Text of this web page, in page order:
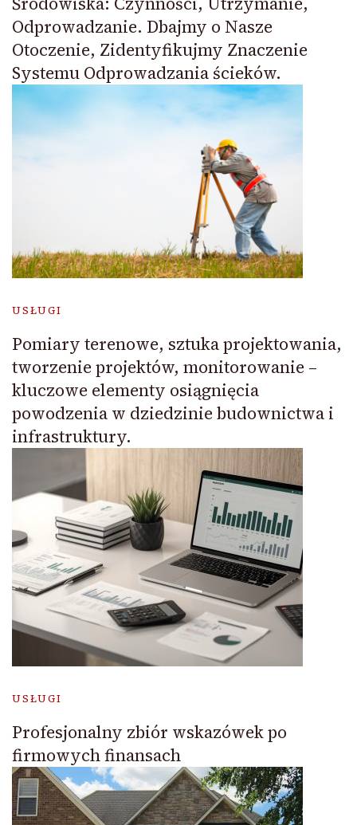
Odprowadzanie. Dbajmy o Nasze
Otoczenie, Zidentyfikujmy Znaczenie
Systemu Odprowadzania ścieków.
USŁUGI
Pomiary terenowe, sztuka projektowania,
tworzenie projektów, monitorowanie –
kluczowe elementy osiągnięcia
powodzenia w dziedzinie budownictwa i
infrastruktury.
USŁUGI
Profesjonalny zbiór wskazówek po
firmowych finansach